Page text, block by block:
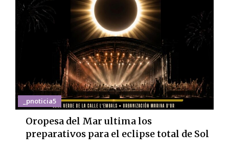
_pnoticia5
Oropesa del Mar ultima los
preparativos para el eclipse total de Sol